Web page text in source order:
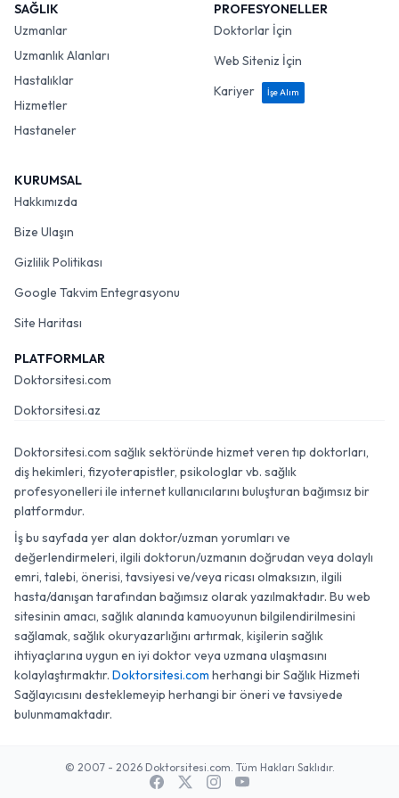
SAĞLIK
Uzmanlar
Uzmanlık Alanları
Hastalıklar
Hizmetler
Hastaneler
PROFESYONELLER
Doktorlar İçin
Web Siteniz İçin
Kariyer
İşe Alım
KURUMSAL
Hakkımızda
Bize Ulaşın
Gizlilik Politikası
Google Takvim Entegrasyonu
Site Haritası
PLATFORMLAR
Doktorsitesi.com
Doktorsitesi.az
Doktorsitesi.com sağlık sektöründe hizmet veren tıp doktorları,
diş hekimleri, fizyoterapistler, psikologlar vb. sağlık
profesyonelleri ile internet kullanıcılarını buluşturan bağımsız bir
platformdur.
İş bu sayfada yer alan doktor/uzman yorumları ve
değerlendirmeleri, ilgili doktorun/uzmanın doğrudan veya dolaylı
emri, talebi, önerisi, tavsiyesi ve/veya ricası olmaksızın, ilgili
hasta/danışan tarafından bağımsız olarak yazılmaktadır. Bu web
sitesinin amacı, sağlık alanında kamuoyunun bilgilendirilmesini
sağlamak, sağlık okuryazarlığını artırmak, kişilerin sağlık
ihtiyaçlarına uygun en iyi doktor veya uzmana ulaşmasını
kolaylaştırmaktır. Doktorsitesi.com herhangi bir Sağlık Hizmeti
Sağlayıcısını desteklemeyip herhangi bir öneri ve tavsiyede
bulunmamaktadır.
© 2007 - 2026 Doktorsitesi.com. Tüm Hakları Saklıdır.